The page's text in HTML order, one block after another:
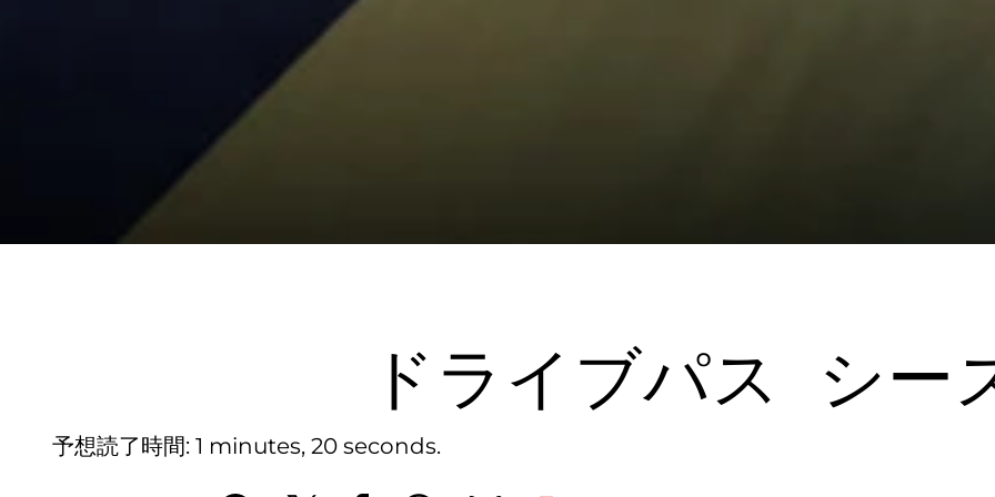
ドライブパス シー
予想読了時間 1 minutes, 20 seconds